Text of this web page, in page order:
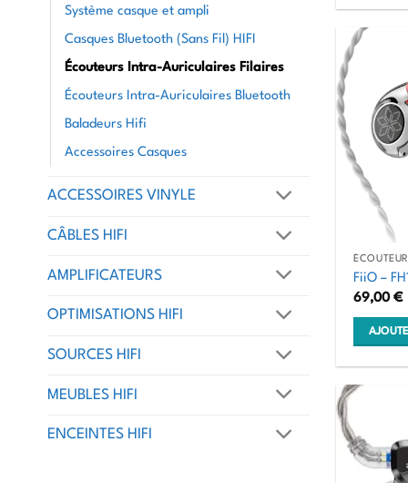
Système casque et ampli
Casques Bluetooth (Sans Fil) HIFI
Écouteurs Intra-Auriculaires Filaires
Écouteurs Intra-Auriculaires Bluetooth
Baladeurs Hifi
Accessoires Casques
ACCESSOIRES VINYLE
CÂBLES HIFI
AMPLIFICATEURS
OPTIMISATIONS HIFI
SOURCES HIFI
MEUBLES HIFI
ENCEINTES HIFI
FiiO –
69,00€